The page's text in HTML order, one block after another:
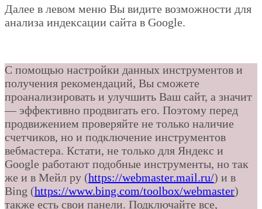
Далее в левом меню Вы видите возможности для
анализа индексации сайта в Google.
С помощью настройки данных инструментов и
получения рекомендаций, Вы сможете
проанализировать и улучшить Ваш сайт, а значит
— эффективно продвигать его. Поэтому перед
продвижением проверяйте не только наличие
счетчиков, но и подключение инструментов
вебмастера. Кстати, не только для Яндекс и
Google работают подобные инструменты, но так
же и в Мейл ру (https://webmaster.mail.ru/) и в
Bing (https://www.bing.com/toolbox/webmaster)
также есть свои панели. Подключайте все,